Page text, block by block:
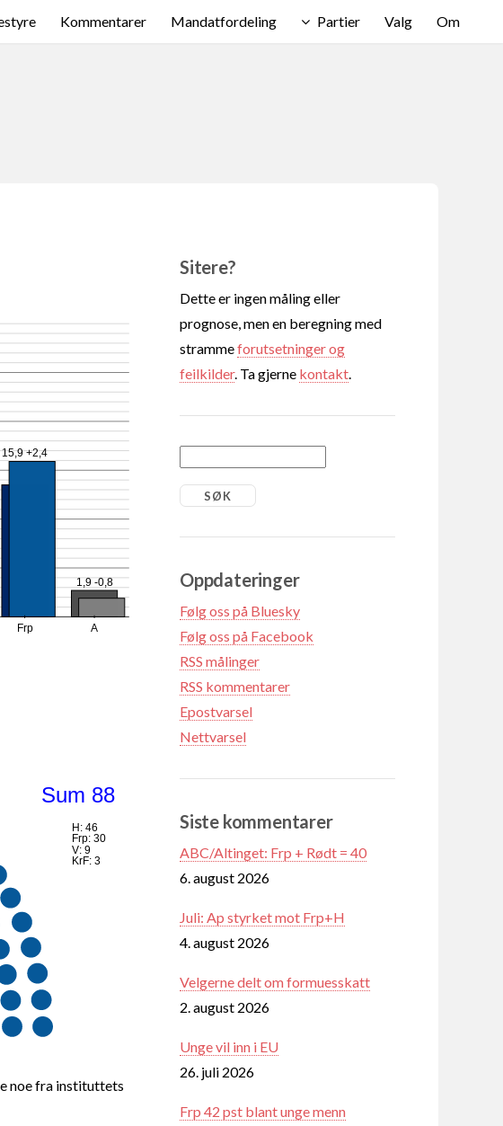
Kommentarer Mandatfordeling Partier Valg Om
15,9 +2,4
1,9 -0,8
Frp A
Sum 88
H: 46
Frp: 30
V: 9
KrF: 3
noe fra instituttets
Sitere?
Dette er ingen måling eller
prognose, men en beregning med
strammeforutsetninger og
feilkilder. Ta gjerne kontakt
Oppdateringer
Følg oss på Bluesky
Følg oss på Facebook
RSS målinger
RSS kommentarer
Epostvarsel
Nettvarsel
Siste kommentarer
ABC/Altinget: Frp + Rødt = 40
6. august 2026
Juli: Ap styrket mot Frp+H
4. august 2026
Velgerne delt om formuesskatt
2. august 2026
Unge vil inn i EU
26. juli 2026
Frp 42 pst blant unge menn